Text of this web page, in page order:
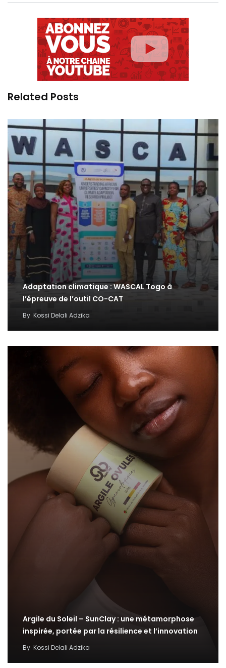
Related Posts
Adaptation climatique : WASCAL Togo à
l’épreuve de l’outil CO-CAT
By Kossi Delali Adzika
Argile du Soleil – SunClay : une métamorphose
inspirée, portée par la résilience et l’innovation
By Kossi Delali Adzika